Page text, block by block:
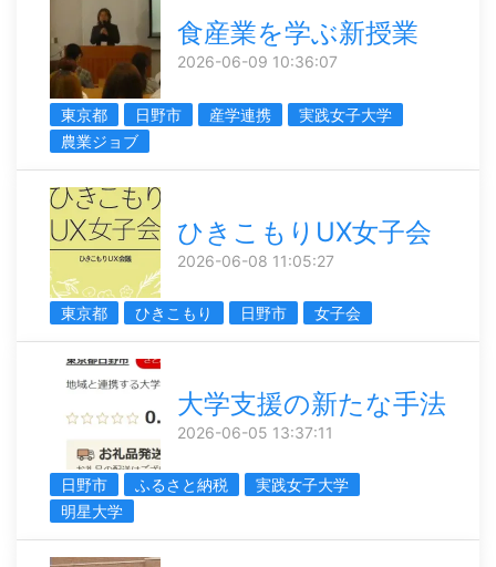
食産業を学ぶ新授業
2026-06-09 10:36:07
東京都 日野市 産学連携
実践女子大学
農業ジョブ
ひきこもりUX女子会
2026-06-08 11:05:27
東京都 ひきこもり 日野市 女子会
大学支援の新たな手法
2026-06-05 13:37:11
日野市 ふるさと納税
実践女子大学
明星大学